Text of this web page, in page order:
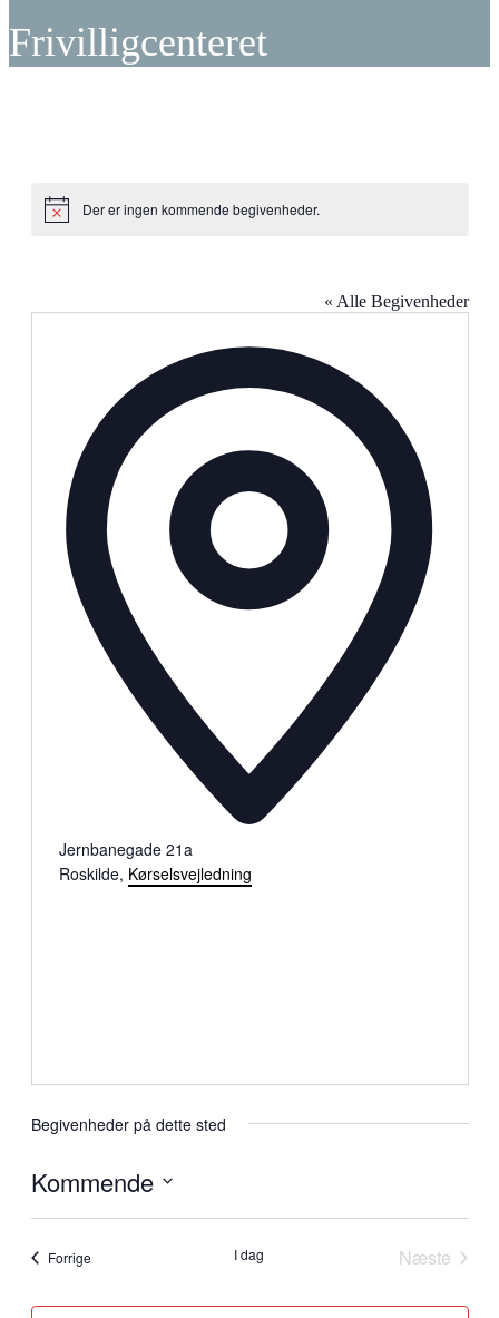
Frivilligcenteret
Notice Der er ingen kommende begivenheder.
« Alle Begivenheder
Jernbanegade 21a
Roskilde, Kørselsvejledning
Begivenheder på dette sted
Kommende
ForrigeBegivenheder I dag
Næste